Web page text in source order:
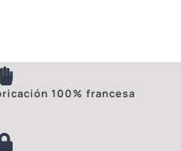
100% francesa